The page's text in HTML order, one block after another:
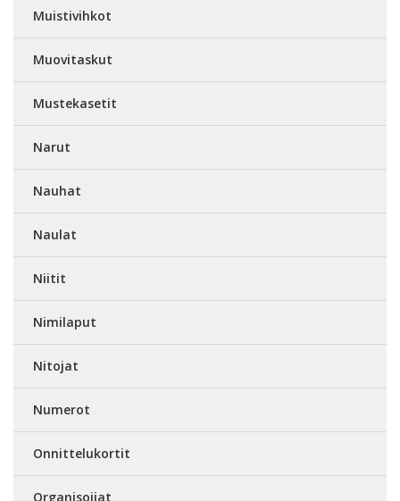
Muistivihkot
Muovitaskut
Mustekasetit
Narut
Nauhat
Naulat
Niitit
Nimilaput
Nitojat
Numerot
Onnittelukortit
Organisoijat